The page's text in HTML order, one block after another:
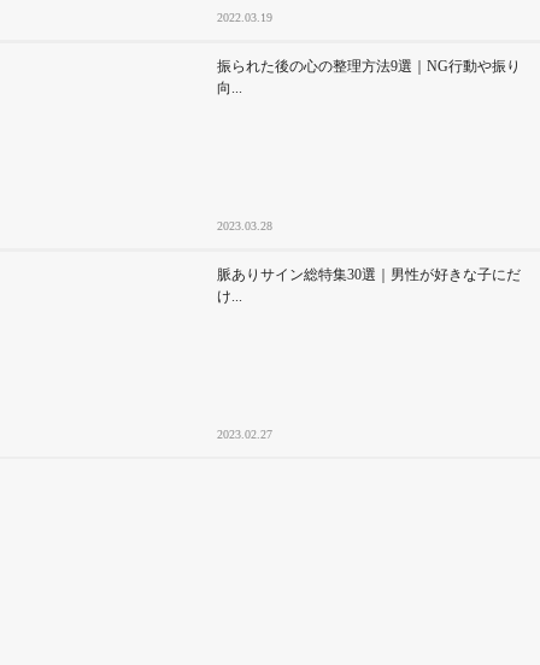
2022.03.19
振られた後の心の整理方法9選｜NG行動や振り
向...
2023.03.28
脈ありサイン総特集30選｜男性が好きな子にだ
け...
2023.02.27